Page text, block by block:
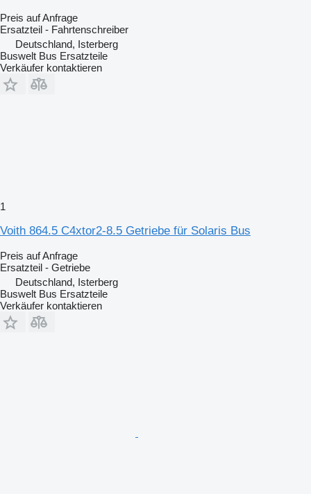
Preis auf Anfrage
Ersatzteil - Fahrtenschreiber
Deutschland, Isterberg
Buswelt Bus Ersatzteile
Verkäufer kontaktieren
1
Voith 864.5 C4xtor2-8.5 Getriebe für Solaris Bus
Preis auf Anfrage
Ersatzteil - Getriebe
Deutschland, Isterberg
Buswelt Bus Ersatzteile
Verkäufer kontaktieren